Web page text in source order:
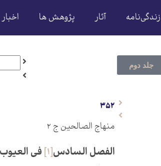
زندگی‌نامه آثار پژوهش ها اخبار
جلد دوم
352
منهاج الصالحين‏ ج ۲
الفصل السادس‏[1] في العيوب‏